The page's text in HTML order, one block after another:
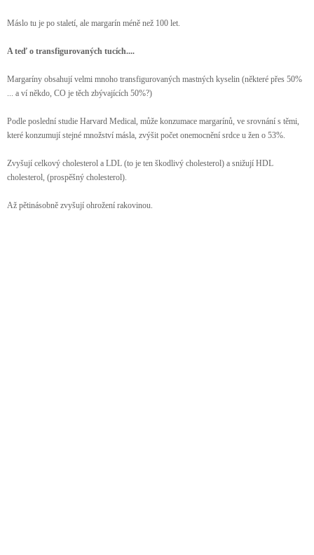
Máslo tu je po staletí, ale margarín méně než 100 let.
A teď o transfigurovaných tucích....
Margaríny obsahují velmi mnoho transfigurovaných mastných kyselin (některé přes 50%
... a ví někdo, CO je těch zbývajících 50%?)
Podle poslední studie Harvard Medical, může konzumace margarínů, ve srovnání s těmi,
které konzumují stejné množství másla, zvýšit počet onemocnění srdce u žen o 53%.
Zvyšují celkový cholesterol a LDL (to je ten škodlivý cholesterol) a snižují HDL
cholesterol, (prospěšný cholesterol).
Až pětinásobně zvyšují ohrožení rakovinou.